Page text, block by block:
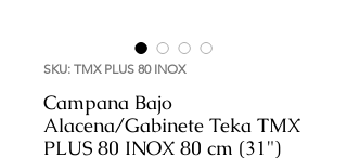
SKU: TMX PLUS 80 INOX
Campana Bajo
Alacena/Gabinete Teka TMX
PLUS 80 INOX 80 cm (31")